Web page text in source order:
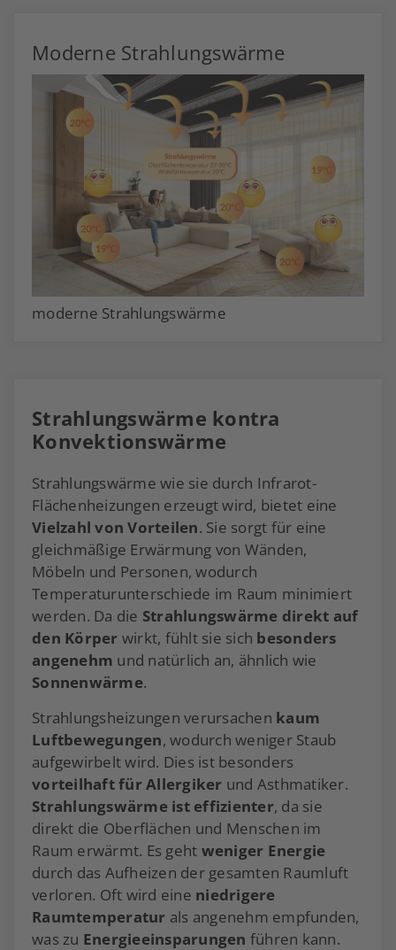
Moderne Strahlungswärme
moderne Strahlungswärme
Strahlungswärme kontra
Konvektionswärme
Strahlungswärme wie sie durch Infrarot-
Flächenheizungen erzeugt wird, bietet eine
Vielzahl von Vorteilen. Sie sorgt für eine
gleichmäßige Erwärmung von Wänden,
Möbeln und Personen, wodurch
Temperaturunterschiede im Raum minimiert
werden. Da die Strahlungswärme direkt auf
den Körper wirkt, fühlt sie sich besonders
angenehm und natürlich an, ähnlich wie
Sonnenwärme.
Strahlungsheizungen verursachen kaum
Luftbewegungen, wodurch weniger Staub
aufgewirbelt wird. Dies ist besonders
vorteilhaft für Allergiker und Asthmatiker.
Strahlungswärme ist effizienter, da sie
direkt die Oberflächen und Menschen im
Raum erwärmt. Es geht weniger Energie
durch das Aufheizen der gesamten Raumluft
verloren. Oft wird eine niedrigere
Raumtemperatur als angenehm empfunden,
was zu Energieeinsparungen führen kann.